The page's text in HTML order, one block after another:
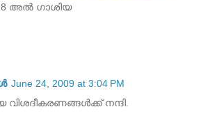
അൽ ഗാ‍ശിയ
June 24, 2009 at 3:04 PM
വിശദീകരണങ്ങള്‍ക്ക് നന്ദി.